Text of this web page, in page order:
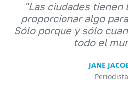
"Las ciudades tienen
proporcionar algo
Sólo porque y sólo
todo el
JANE
Periodista